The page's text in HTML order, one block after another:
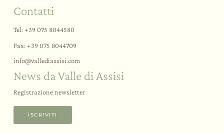
Contatti
Tel:+39 075 8044580
Fax: +39 075 8044709
info@vallediassisi.com
News da Valle di Assisi
Registrazione newsletter
ISCRIVITI